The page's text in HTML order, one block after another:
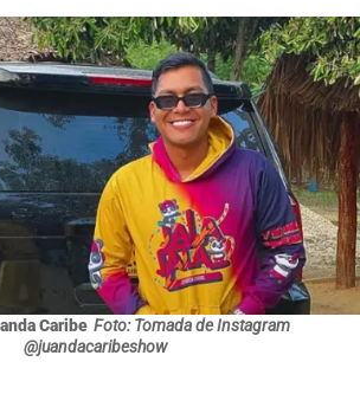
Caribe Foto: Tomada de Instagram
@juandacaribeshow